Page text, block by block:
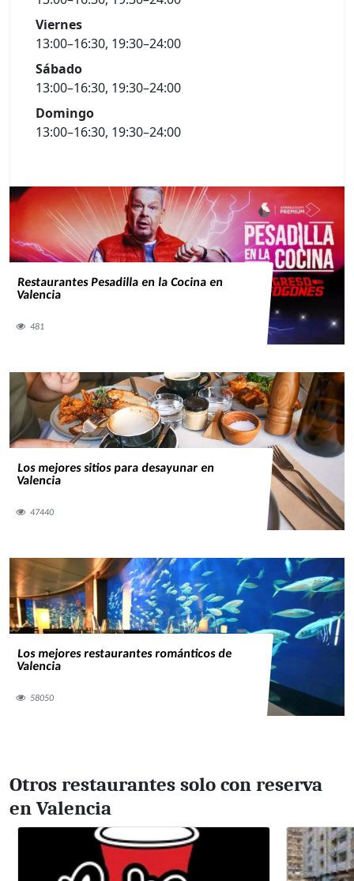
Viernes
13:00–16:30, 19:30–24:00
Sábado
13:00–16:30, 19:30–24:00
Domingo
13:00–16:30, 19:30–24:00
Restaurantes Pesadilla en la Cocina en
Valencia
481
Los mejores sitios para desayunar en
Valencia
47440
Los mejores restaurantes románticos de
Valencia
58050
Otros restaurantes solo con reserva
en Valencia